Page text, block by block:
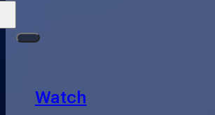
Watch